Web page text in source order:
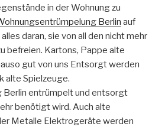
in der Wohnung zu
Berlin auf
daran, sie von all den nicht mehr
befreien. Kartons, Pappe alte
gut von uns Entsorgt werden
alte Spielzeuge.
Berlin entrümpelt und entsorgt
benötigt wird. Auch alte
Metalle Elektrogeräte werden